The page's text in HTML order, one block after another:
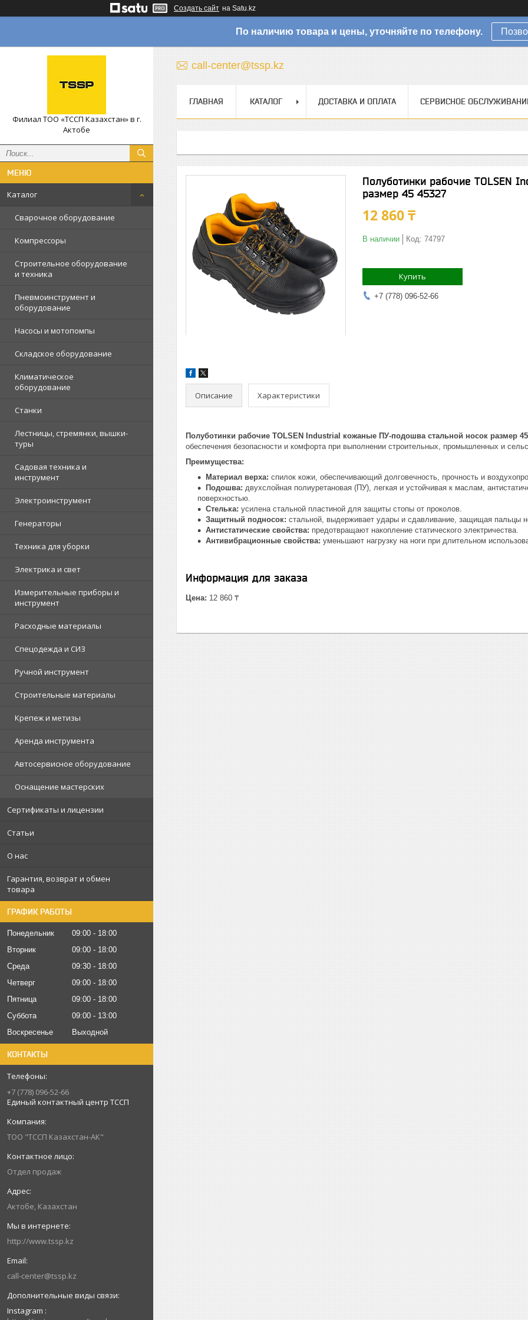
Создать сайт на Satu.kz
По наличию товара и цены, уточняйте по телефону.
Филиал ТОО «ТССП Казахстан» в г.
Актобе
Каталог
Сварочное оборудование
Компрессоры
Строительное оборудование
и техника
Пневмоинструмент и
оборудование
Насосы и мотопомпы
Складское оборудование
Климатическое
оборудование
Станки
Лестницы, стремянки, вышки-
туры
Садовая техника и
инструмент
Электроинструмент
Генераторы
Техника для уборки
Электрика и свет
Измерительные приборы и
инструмент
Расходные материалы
Спецодежда и СИЗ
Ручной инструмент
Строительные материалы
Крепеж и метизы
Аренда инструмента
Автосервисное оборудование
Оснащение мастерских
Сертификаты и лицензии
Статьи
О нас
Гарантия, возврат и обмен
товара
ГРАФИК РАБОТЫ
Понедельник 09:00
18:00
Вторник
09:00
18:00
Среда
09:30
18:00
Четверг
09:00
18:00
Пятница
09:00
18:00
Суббота
09:00
13:00
Воскресенье
Выходной
КОНТАКТЫ
+7 (778) 096-52-66
Единый контактный центр ТССП
ТОО "ТССП Казахстан-АК"
Отдел продаж
Актобе, Казахстан
http://www.tssp.kz
call-center@tssp.kz
Instagram
call-center@tssp.kz
ГЛАВНАЯ КАТАЛОГ ДОСТАВКА И ОПЛАТА СЕРВИСНОЕ
Полуботинки рабочие TOLSEN
размер 45 45327
12 860 ₸
В наличии Код: 74797
Купить
+7 (778) 096-52-66
Описание Характеристики
Полуботинки рабочие TOLSEN Industrial кожаные ПУ-подошва стальной носок размер 45
обеспечения безопасности и комфорта при выполнении строительных, промышленных и
Преимущества:
Материал верха: спилок кожи, обеспечивающий долговечность, прочность и
Подошва: двухслойная полиуретановая (ПУ), легкая и устойчивая к маслам,
поверхностью.
Стелька: усилена стальной пластиной для защиты стопы от проколов.
Защитный подносок: стальной, выдерживает удары и сдавливание, защищая пальцы
Антистатические свойства: предотвращают накопление статического электричества.
Антивибрационные свойства: уменьшают нагрузку на ноги при длительном
Информация для заказа
Цена: 12 860 ₸